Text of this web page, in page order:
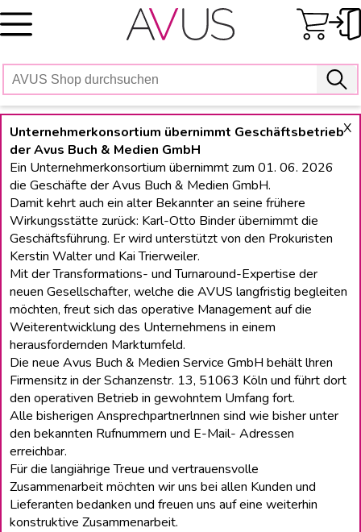
Skip
to
X
Unternehmerkonsortium übernimmt Geschäftsbetrieb
der Avus Buch & Medien GmbH
Ein Unternehmerkonsortium übernimmt zum 01. 06. 2026
die Geschäfte der Avus Buch & Medien GmbH.
Damit kehrt auch ein alter Bekannter an seine frühere
Wirkungsstätte zurück: Karl-Otto Binder übernimmt die
Geschäftsführung. Er wird unterstützt von den Prokuristen
Kerstin Walter und Kai Trierweiler.
Mit der Transformations- und Turnaround-Expertise der
neuen Gesellschafter, welche die AVUS langfristig begleiten
möchten, freut sich das operative Management auf die
Weiterentwicklung des Unternehmens in einem
herausfordernden Marktumfeld.
Die neue Avus Buch & Medien Service GmbH behält lhren
Firmensitz in der Schanzenstr. 13, 51063 Köln und führt dort
den operativen Betrieb in gewohntem Umfang fort.
Alle bisherigen Ansprechpartnerlnnen sind wie bisher unter
den bekannten Rufnummern und E-Mail- Adressen
erreichbar.
Für die langiährige Treue und vertrauensvolle
Zusammenarbeit möchten wir uns bei allen Kunden und
Lieferanten bedanken und freuen uns auf eine weiterhin
konstruktive Zusammenarbeit.